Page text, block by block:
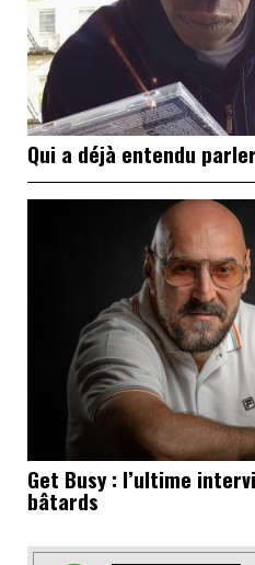
Qui a déjà entendu
Get Busy : l’ultime
bâtards